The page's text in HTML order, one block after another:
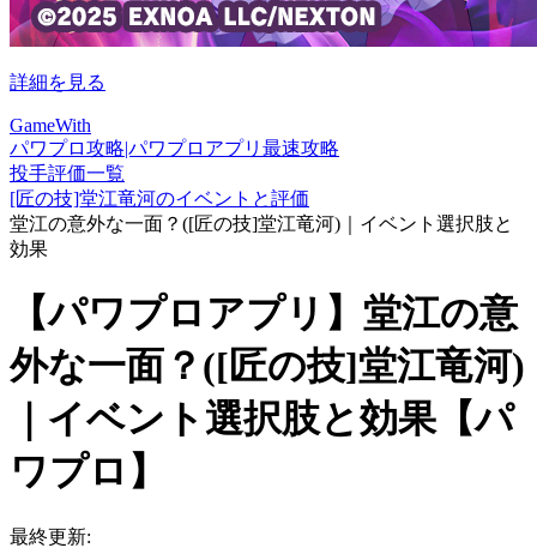
詳細を見る
GameWith
パワプロ攻略|パワプロアプリ最速攻略
投手評価一覧
[匠の技]堂江竜河のイベントと評価
堂江の意外な一面？([匠の技]堂江竜河)｜イベント選択肢と
効果
【パワプロアプリ】堂江の意
外な一面？([匠の技]堂江竜河)
｜イベント選択肢と効果【パ
ワプロ】
最終更新: